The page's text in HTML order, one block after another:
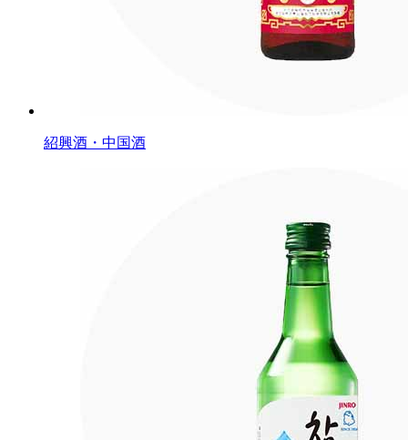
紹興酒・中国酒